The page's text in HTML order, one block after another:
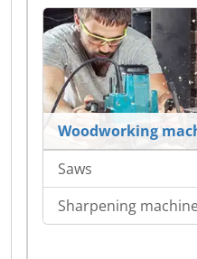
Woodworking
Saws
Sharpening